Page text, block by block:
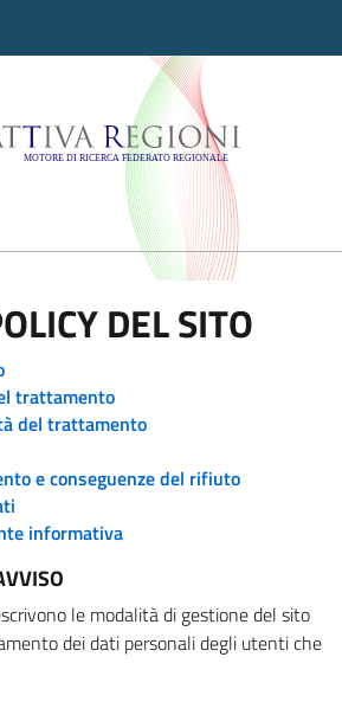
Regioni -
DEL SITO
trattamento
del trattamento
e conseguenze del rifiuto
informativa
le modalità di gestione del sito
dei dati personali degli utenti che